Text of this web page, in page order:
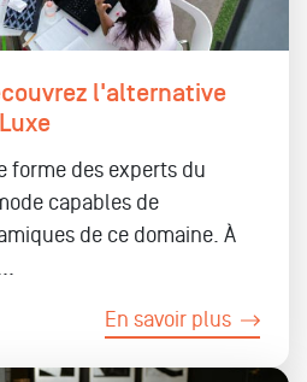
l'alternative
forme des experts du
capables de
de ce domaine. À
En savoir plus